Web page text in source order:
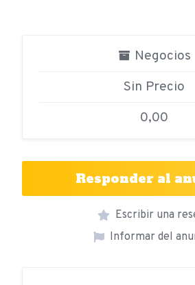
Negocios
Sin Precio
0,00
Responder al
Escribir una
Informar del